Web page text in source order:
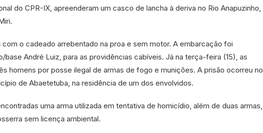
do CPR-IX, apreenderam um casco de lancha à deriva no Rio Anapuzinho,
o cadeado arrebentado na proa e sem motor. A embarcação foi
base André Luiz, para as providências cabíveis. Já na terça-feira (15), as
homens por posse ilegal de armas de fogo e munições. A prisão ocorreu no
de Abaetetuba, na residência de um dos envolvidos.
uma arma utilizada em tentativa de homicídio, além de duas armas,
sem licença ambiental.